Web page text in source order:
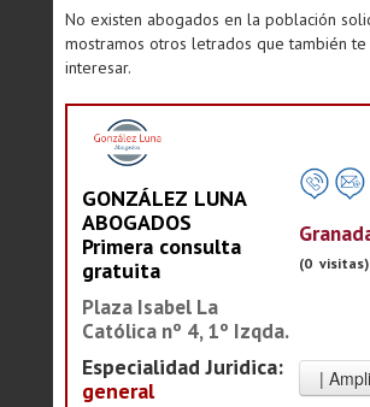
No existen abogados en la población
mostramos otros letrados que también
interesar.
GONZÁLEZ LUNA
ABOGADOS
Primera consulta
gratuita
Plaza Isabel La
Católica nº 4, 1º Izqda.
Especialidad Juridica:
general
(0 visitas)